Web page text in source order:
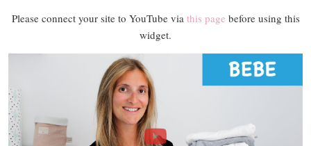
Please connect your site to YouTube via this page before using this
widget.